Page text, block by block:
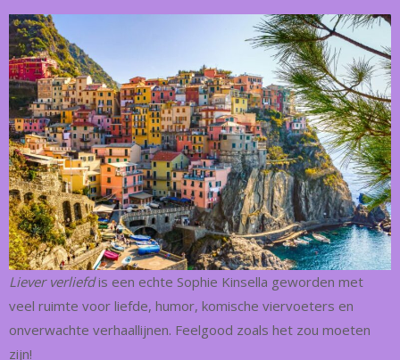
Liever verliefdis een echte Sophie Kinsella geworden met
veel ruimte voor liefde, humor, komische viervoeters en
onverwachte verhaallijnen. Feelgood zoals het zou moeten
zijn!